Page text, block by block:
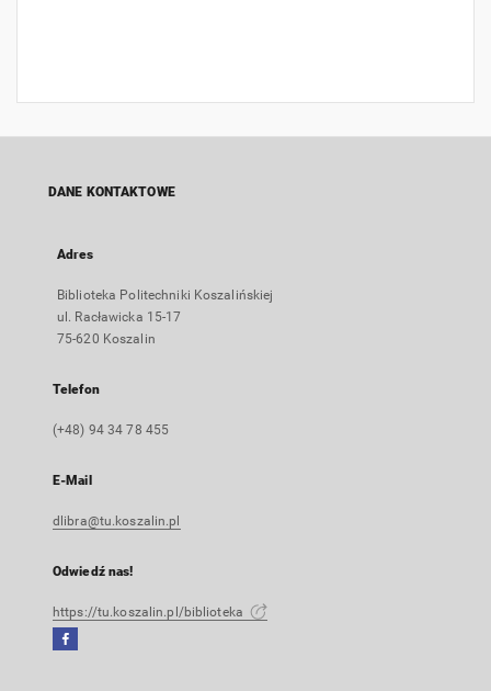
DANE KONTAKTOWE
Adres
Biblioteka Politechniki Koszalińskiej
ul. Racławicka 15-17
75-620 Koszalin
Telefon
(+48) 94 34 78 455
E-Mail
dlibra@tu.koszalin.pl
Odwiedź nas!
https://tu.koszalin.pl/biblioteka
Facebook